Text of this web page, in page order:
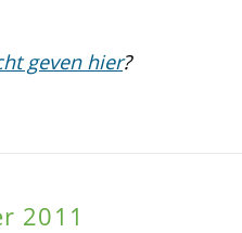
geven hier?
2011